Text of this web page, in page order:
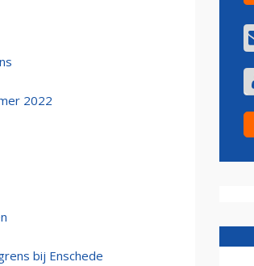
2022
bij Enschede